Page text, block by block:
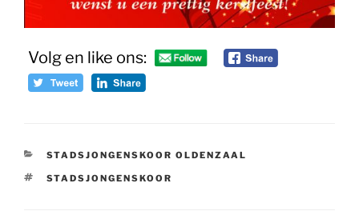
Volg en like ons:
CATEGORIEËN
STADSJONGENSKOOR OLDENZAAL
TAGS
STADSJONGENSKOOR